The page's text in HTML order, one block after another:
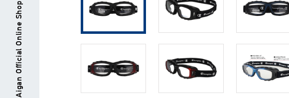
Aigan Official Online Shop